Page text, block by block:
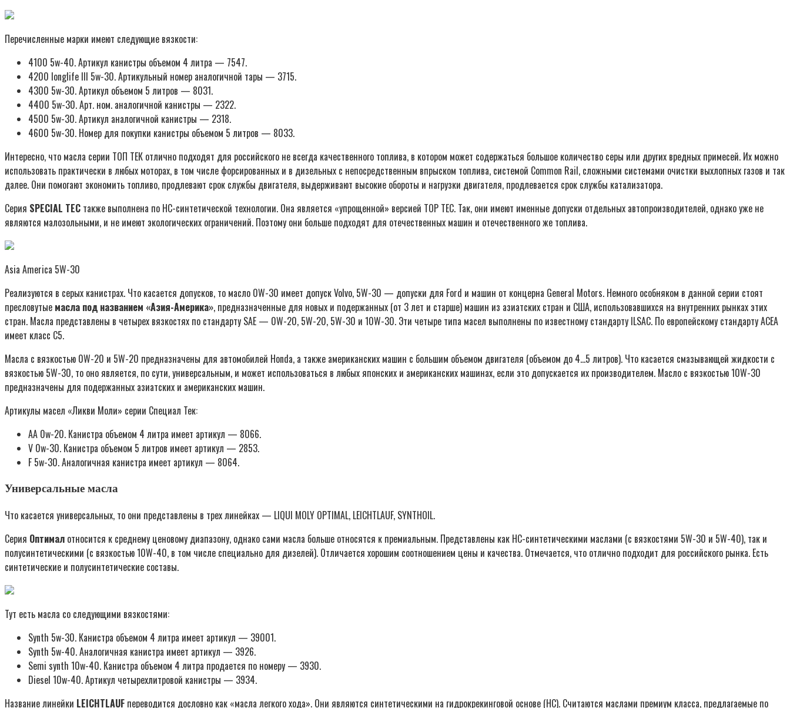
Перечисленные марки имеют следующие вязкости:
4100 5w-40. Артикул канистры объемом 4 литра — 7547.
4200 longlife III 5w-30. Артикульный номер аналогичной тары — 3715.
4300 5w-30. Артикул объемом 5 литров — 8031.
4400 5w-30. Арт. ном. аналогичной канистры — 2322.
4500 5w-30. Артикул аналогичной канистры — 2318.
4600 5w-30. Номер для покупки канистры объемом 5 литров — 8033.
Интересно, что масла серии ТОП ТЕК отлично подходят для российского не всегда качественного топлива, в котором может содержаться большое количество серы или других вредных примесей. Их можно
использовать практически в любых моторах, в том числе форсированных и в дизельных с непосредственным впрыском топлива, системой Common Rail, сложными системами очистки выхлопных газов и так
далее. Они помогают экономить топливо, продлевают срок службы двигателя, выдерживают высокие обороты и нагрузки двигателя, продлевается срок службы катализатора.
Серия SPECIAL TEC также выполнена по НС-синтетической технологии. Она является «упрощенной» версией TOP TEC. Так, они имеют именные допуски отдельных автопроизводителей, однако уже не
являются малозольными, и не имеют экологических ограничений. Поэтому они больше подходят для отечественных машин и отечественного же топлива.
Asia America 5W-30
Реализуются в серых канистрах. Что касается допусков, то масло 0W-30 имеет допуск Volvo, 5W-30 — допуски для Ford и машин от концерна General Motors. Немного особняком в данной серии стоят
пресловутые масла под названием «Азия-Америка», предназначенные для новых и подержанных (от 3 лет и старше) машин из азиатских стран и США, использовавшихся на внутренних рынках этих
стран. Масла представлены в четырех вязкостях по стандарту SAE — 0W-20, 5W-20, 5W-30 и 10W-30. Эти четыре типа масел выполнены по известному стандарту ILSAC. По европейскому стандарту АСЕА
имеет класс С5.
Масла с вязкостью 0W-20 и 5W-20 предназначены для автомобилей Honda, а также американских машин с большим объемом двигателя (объемом до 4…5 литров). Что касается смазывающей жидкости с
вязкостью 5W-30, то оно является, по сути, универсальным, и может использоваться в любых японских и американских машинах, если это допускается их производителем. Масло с вязкостью 10W-30
предназначены для подержанных азиатских и американских машин.
Артикулы масел «Ликви Моли» серии Специал Тек:
AA 0w-20. Канистра объемом 4 литра имеет артикул — 8066.
V 0w-30. Канистра объемом 5 литров имеет артикул — 2853.
F 5w-30. Аналогичная канистра имеет артикул — 8064.
Универсальные масла
Что касается универсальных, то они представлены в трех линейках — LIQUI MOLY OPTIMAL, LEICHTLAUF, SYNTHOIL.
Серия Оптимал относится к среднему ценовому диапазону, однако сами масла больше относятся к премиальным. Представлены как НС-синтетическими маслами (с вязкостями 5W-30 и 5W-40), так и
полусинтетическими (с вязкостью 10W-40, в том числе специально для дизелей). Отличается хорошим соотношением цены и качества. Отмечается, что отлично подходит для российского рынка. Есть
синтетические и полусинтетические составы.
Тут есть масла со следующими вязкостями:
Synth 5w-30. Канистра объемом 4 литра имеет артикул — 39001.
Synth 5w-40. Аналогичная канистра имеет артикул — 3926.
Semi synth 10w-40. Канистра объемом 4 литра продается по номеру — 3930.
Diesel 10w-40. Артикул четырехлитровой канистры — 3934.
Название линейки LEICHTLAUF переводится дословно как «масла легкого хода». Они являются синтетическими на гидрокрекинговой основе (НС). Считаются маслами премиум класса, предлагаемые по